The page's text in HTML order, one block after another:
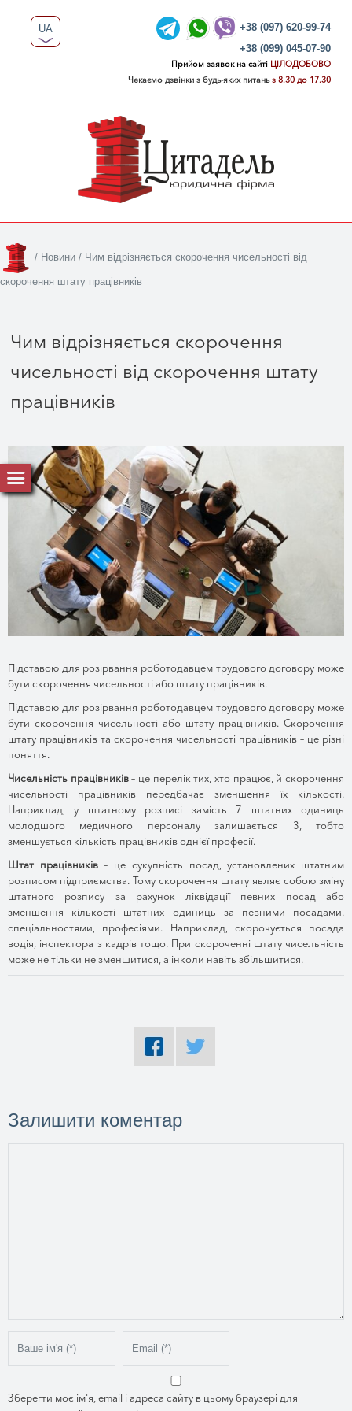
UA
+38 (097) 620-99-74
+38 (099) 045-07-90
Прийом заявок на сайті ЦІЛОДОБОВО
Чекаємо дзвінки з будь-яких питань з 8.30 до 17.30
/ Новини / Чим відрізняється скорочення чисельності від
скорочення штату працівників
Чим відрізняється скорочення
чисельності від скорочення штату
працівників
Підставою для розірвання роботодавцем трудового договору може
бути скорочення чисельності або штату працівників.
Підставою для розірвання роботодавцем трудового договору може
бути скорочення чисельності або штату працівників. Скорочення
штату працівників та скорочення чисельності працівників – це різні
поняття.
Чисельність працівників– це перелік тих, хто працює, й скорочення
чисельності працівників передбачає зменшення їх кількості.
Наприклад, у штатному розписі замість 7 штатних одиниць
молодшого медичного персоналу залишається 3, тобто
зменшується кількість працівників однієї професії.
Штат працівників– це сукупність посад, установлених штатним
розписом підприємства. Тому скорочення штату являє собою зміну
штатного розпису за рахунок ліквідації певних посад або
зменшення кількості штатних одиниць за певними посадами.
спеціальностями, професіями. Наприклад, скорочується посада
водія, інспектора з кадрів тощо. При скороченні штату чисельність
може не тільки не зменшитися, а інколи навіть збільшитися.
Залишити коментар
Зберегти моє ім'я, email і адреса сайту в цьому браузері для